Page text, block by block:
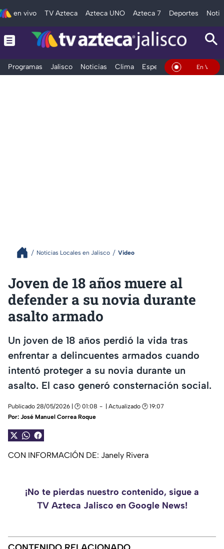
en vivo TV Azteca Azteca UNO Azteca 7 Deportes
Programas Jalisco Noticias Clima Espectáculos Deportes
En Vivo
Noticias Locales en Jalisco Video
Joven de 18 años muere al
defender a su novia durante
asalto armado
Un joven de 18 años perdió la vida tras
enfrentar a delincuentes armados cuando
intentó proteger a su novia durante un
asalto. El caso generó consternación social.
Publicado 28/05/2026 | 🕑 01:08
| Actualizado 🕑 19:07
Por: José Manuel Correa Roque
CON INFORMACIÓN DE: Janely Rivera
¡No te pierdas nuestro contenido, sigue a
TV Azteca Jalisco en Google News!